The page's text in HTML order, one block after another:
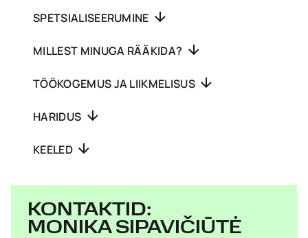
SPETSIALISEERUMINE
MILLEST MINUGA RÄÄKIDA?
TÖÖKOGEMUS JA LIIKMELISUS
HARIDUS
KEELED
KONTAKTID:
MONIKA SIPAVIČIŪTĖ